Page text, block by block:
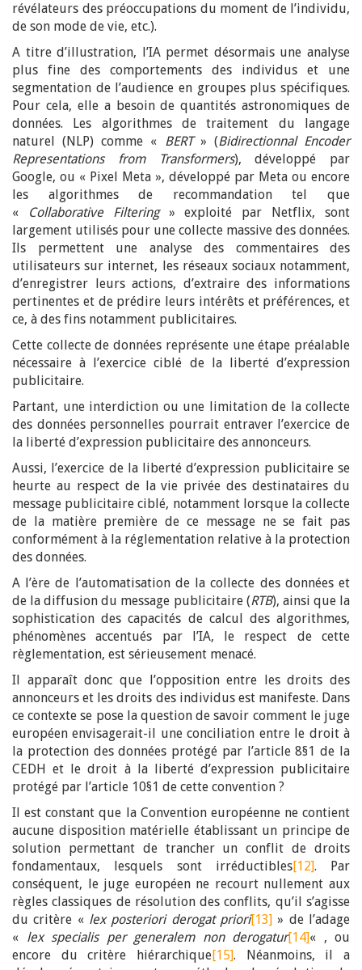
révélateurs des préoccupations du moment de l’individu,
de son mode de vie, etc.).
A titre d’illustration, l’IA permet désormais une analyse
plus fine des comportements des individus et une
segmentation de l’audience en groupes plus spécifiques.
Pour cela, elle a besoin de quantités astronomiques de
données. Les algorithmes de traitement du langage
naturel (NLP) comme « BERT» (Bidirectionnal Encoder
Representations from Transformers), développé par
Google, ou « Pixel Meta », développé par Meta ou encore
les algorithmes de recommandation tel que
«
Collaborative Filtering» exploité par Netflix, sont
largement utilisés pour une collecte massive des données.
Ils permettent une analyse des commentaires des
utilisateurs sur internet, les réseaux sociaux notamment,
d’enregistrer leurs actions, d’extraire des informations
pertinentes et de prédire leurs intérêts et préférences, et
ce, à des fins notamment publicitaires.
Cette collecte de données représente une étape préalable
nécessaire à l’exercice ciblé de la liberté d’expression
publicitaire.
Partant, une interdiction ou une limitation de la collecte
des données personnelles pourrait entraver l’exercice de
la liberté d’expression publicitaire des annonceurs.
Aussi, l’exercice de la liberté d’expression publicitaire se
heurte au respect de la vie privée des destinataires du
message publicitaire ciblé, notamment lorsque la collecte
de la matière première de ce message ne se fait pas
conformément à la réglementation relative à la protection
des données.
A l’ère de l’automatisation de la collecte des données et
de la diffusion du message publicitaire (RTB), ainsi que la
sophistication des capacités de calcul des algorithmes,
phénomènes accentués par l’IA, le respect de cette
règlementation, est sérieusement menacé.
Il apparaît donc que l’opposition entre les droits des
annonceurs et les droits des individus est manifeste. Dans
ce contexte se pose la question de savoir comment le juge
européen envisagerait-il une conciliation entre le droit à
la protection des données protégé par l’article 8§1 de la
CEDH et le droit à la liberté d’expression publicitaire
protégé par l’article 10§1 de cette convention ?
Il est constant que la Convention européenne ne contient
aucune disposition matérielle établissant un principe de
solution permettant de trancher un conflit de droits
fondamentaux, lesquels sont irréductibles[12]. Par
conséquent, le juge européen ne recourt nullement aux
règles classiques de résolution des conflits, qu’il s’agisse
du critère « lex posteriori derogat priori[13] » de l’adage
« lex specialis per generalem non derogatur[14]« , ou
encore du critère hiérarchique[15]. Néanmoins, il a